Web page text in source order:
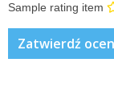
Sample rating item